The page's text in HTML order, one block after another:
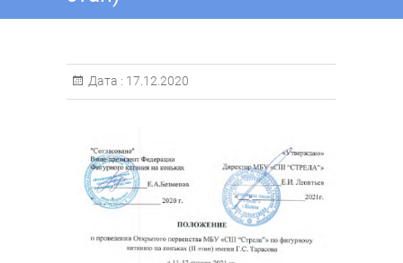
Дата : 17.12.2020